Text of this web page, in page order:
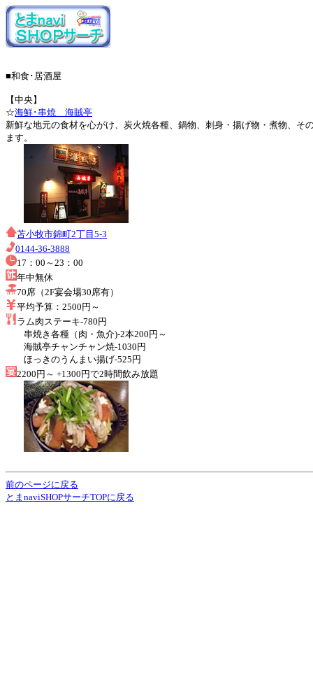
■和食･居酒屋
【中央】
☆海鮮･串焼 海賊亭
新鮮な地元の食材を心がけ、炭火焼各種、鍋物、刺身・揚げ物・煮物、
ます。
苫小牧市錦町2丁目5-3
0144-36-3888
17：00～23：00
年中無休
70席（2F宴会場30席有）
平均予算：2500円～
ラム肉ステーキ-780円
串焼き各種（肉・魚介)-2本200円～
海賊亭チャンチャン焼-1030円
ほっきのうんまい揚げ-525円
2200円～ +1300円で2時間飲み放題
前のページに戻る
とまnaviSHOPサーチTOPに戻る